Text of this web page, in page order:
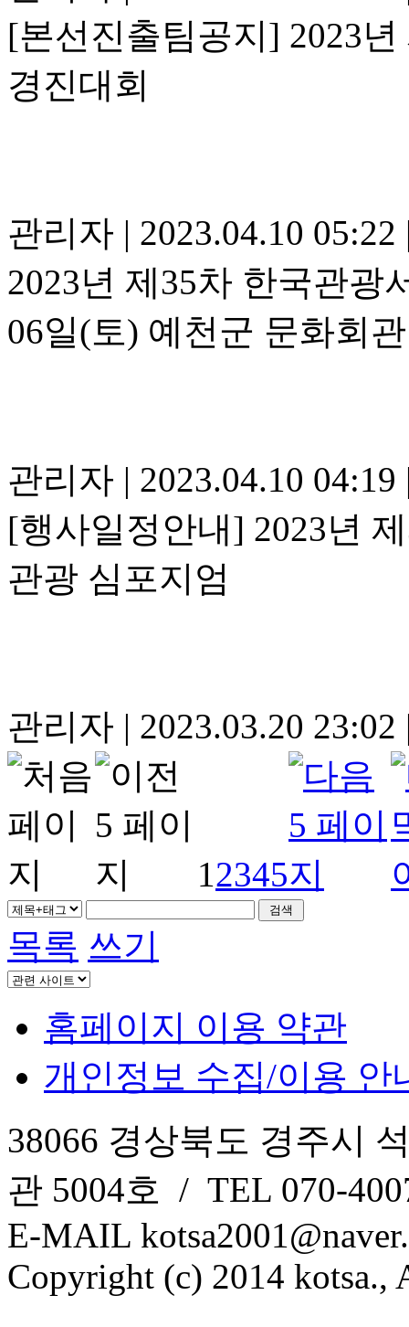
[본선진출팀공지] 2023
경진대회
관리자 | 2023.04.10 05:22
2023년 제35차 한국관광
06일(토) 예천군 문화회관
관리자 | 2023.04.10 04:19
[행사일정안내] 2023년
관광 심포지엄
관리자 | 2023.03.20 23:02
12345
목록 쓰기
홈페이지 이용 약관
개인정보 수집/이용 안
38066 경상북도 경주시
관 5004호 / TEL 070-
E-MAIL
Copyright (c) 2014 kotsa.,